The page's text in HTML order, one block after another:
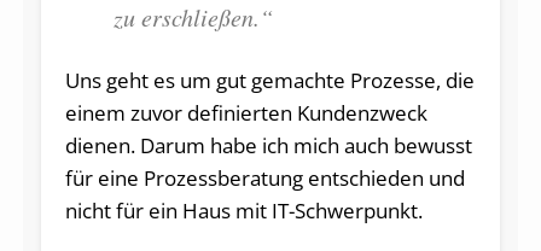
zu erschließen.“
Uns geht es um gut gemachte Prozesse, die
einem zuvor definierten Kundenzweck
dienen. Darum habe ich mich auch bewusst
für eine Prozessberatung entschieden und
nicht für ein Haus mit IT-Schwerpunkt.